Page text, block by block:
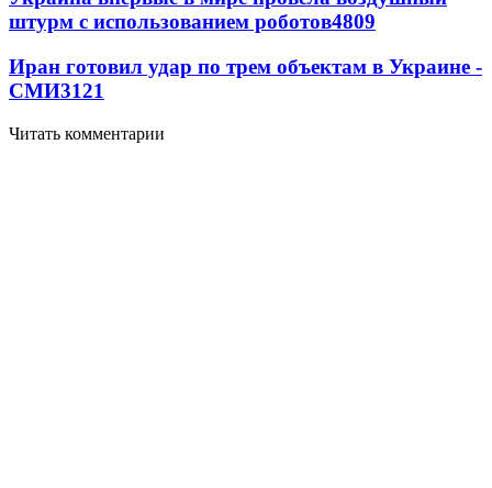
штурм с использованием роботов4809
Иран готовил удар по трем объектам в Украине -
СМИ3121
Читать комментарии